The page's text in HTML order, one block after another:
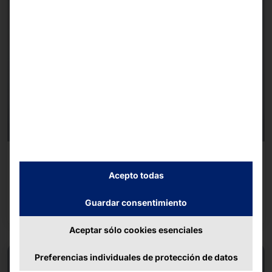
POLYTOUCH® LOGISTIC TERMINAL
Seguir leyendo
Acepto todas
Guardar consentimiento
Aceptar sólo cookies esenciales
Preferencias individuales de protección de datos